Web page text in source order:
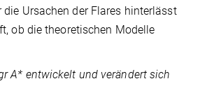
Ursachen der Flares hinterlässt
ob die theoretischen Modelle
A* entwickelt und verändert sich